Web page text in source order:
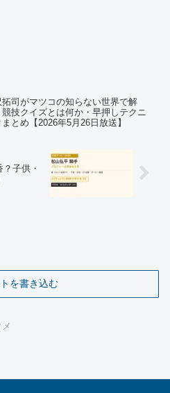
拓司がマツコの知らない世界で解
競技クイズとは何か・早押しテクニ
まとめ【2026年5月26日放送】
子供・
を書き込む